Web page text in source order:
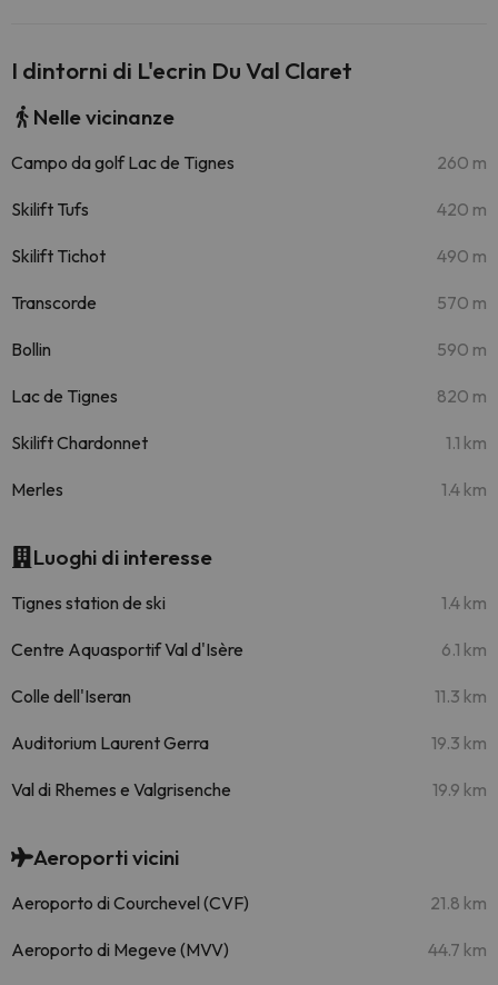
I dintorni di L'ecrin Du Val Claret
Nelle vicinanze
Campo da golf Lac de Tignes 260 m
Skilift Tufs 420 m
Skilift Tichot 490 m
Transcorde 570 m
Bollin 590 m
Lac de Tignes 820 m
Skilift Chardonnet 1.1 km
Merles 1.4 km
Luoghi di interesse
Tignes station de ski 1.4 km
Centre Aquasportif Val d'Isère 6.1 km
Colle dell'Iseran 11.3 km
Auditorium Laurent Gerra 19.3 km
Val di Rhemes e Valgrisenche 19.9 km
Aeroporti vicini
Aeroporto di Courchevel (CVF) 21.8 km
Aeroporto di Megeve (MVV) 44.7 km